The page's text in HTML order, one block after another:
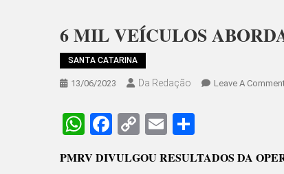
6 MIL VEÍCULOS
SANTA CATARINA
13/06/2023 Da Redação Leave A
WhatsApp
Facebook
CopyEmail
PMRV DIVULGOU RESULTADOS DA